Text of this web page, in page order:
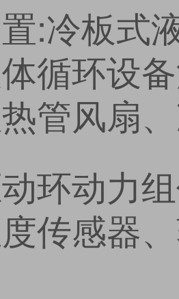
:冷板式
循环设
管风扇
环动力
传感器